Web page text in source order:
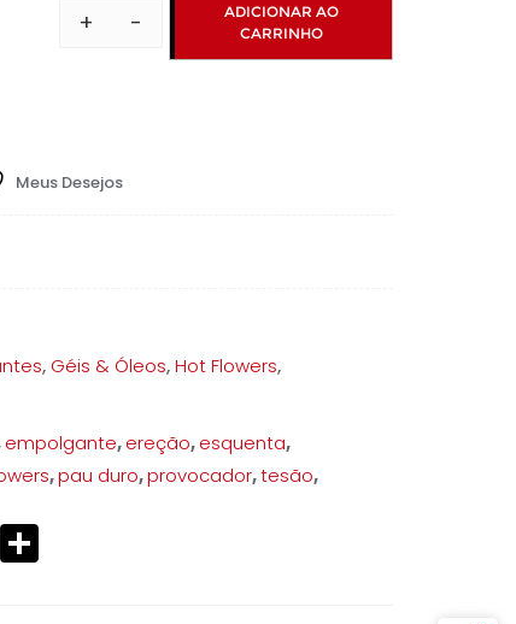
+
Ereção
-
ADICIONAR AO
CARRINHO
Meus Desejos
, Géis & Óleos,Hot Flowers,
empolgante,ereção,esquenta,
,pau duro,provocador,tesão,
Copy
Link